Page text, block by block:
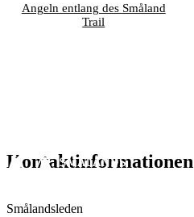
Angeln entlang des Småland
Trail
Kontaktinformationen
Smålandsleden